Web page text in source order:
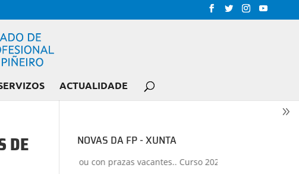
ACTUALIDADE
DE
NOVAS DA FP - XUNTA
ou con prazas vacantes.. Curso 2026-2027+Proxectos de formación do